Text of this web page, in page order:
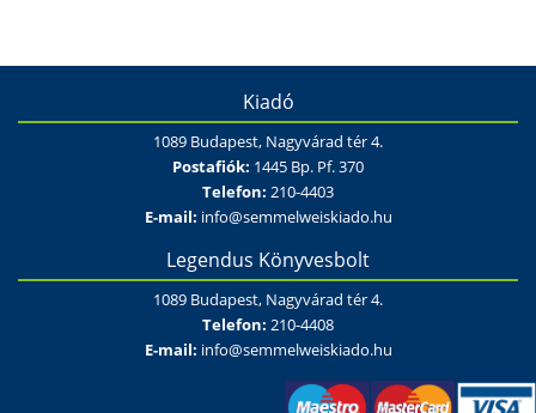
Kiadó
1089 Budapest, Nagyvárad tér 4.
Postafiók: 1445 Bp. Pf. 370
Telefon: 210-4403
E-mail: info@semmelweiskiado.hu
Legendus Könyvesbolt
1089 Budapest, Nagyvárad tér 4.
Telefon: 210-4408
E-mail: info@semmelweiskiado.hu